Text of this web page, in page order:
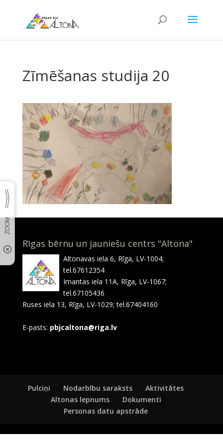
Zīmēšanas studija 20
Rīgas bērnu un jauniešu centrs "Altona"
Altonavas iela 6, Rīga, LV-1004;
tel.67612354
Imantas iela 11A, Rīga, LV-1067;
tel.67105436
Ruses iela 13, Rīga, LV-1029; tel.67404160
E-pasts: pbjcaltona@riga.lv
Pulciņi Nodarbību saraksts
Aktivitātes
Altonas lepnums
Dokumenti
Personas datu apstrāde